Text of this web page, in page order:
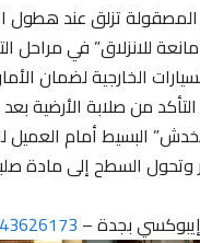
تزلق عند هطول
للانزلاق” في مراحل
الخارجية لضمان الأمان
من صلابة الأرضية بعد
البسيط أمام العميل
السطح إلى مادة صلبة
بجدة –0543626173